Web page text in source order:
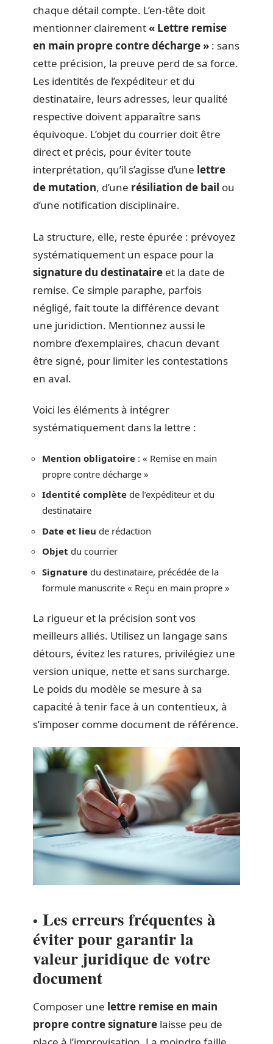
chaque détail compte. L’en-tête doit
mentionner clairement« Lettre remise
en main propre contre décharge » : sans
cette précision, la preuve perd de sa force.
Les identités de l’expéditeur et du
destinataire, leurs adresses, leur qualité
respective doivent apparaître sans
équivoque. L’objet du courrier doit être
direct et précis, pour éviter toute
interprétation, qu’il s’agisse d’une lettre
de mutation, d’une résiliation de bail ou
d’une notification disciplinaire.
La structure, elle, reste épurée : prévoyez
systématiquement un espace pour la
signature du destinataire et la date de
remise. Ce simple paraphe, parfois
négligé, fait toute la différence devant
une juridiction. Mentionnez aussi le
nombre d’exemplaires, chacun devant
être signé, pour limiter les contestations
en aval.
Voici les éléments à intégrer
systématiquement dans la lettre :
Mention obligatoire : « Remise en main
propre contre décharge »
Identité complète de l’expéditeur et du
destinataire
Date et lieu de rédaction
Objet du courrier
Signature du destinataire, précédée de la
formule manuscrite « Reçu en main propre »
La rigueur et la précision sont vos
meilleurs alliés. Utilisez un langage sans
détours, évitez les ratures, privilégiez une
version unique, nette et sans surcharge.
Le poids du modèle se mesure à sa
capacité à tenir face à un contentieux, à
s’imposer comme document de référence.
Les erreurs fréquentes à
éviter pour garantir la
valeur juridique de votre
document
Composer une lettre remise en main
propre contre signature laisse peu de